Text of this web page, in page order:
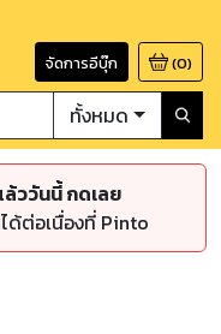
จัดการอีบุ๊ก (0)
ทั้งหมด
ววันนี้ กดเลย
ด้ต่อเนื่องที่ Pinto